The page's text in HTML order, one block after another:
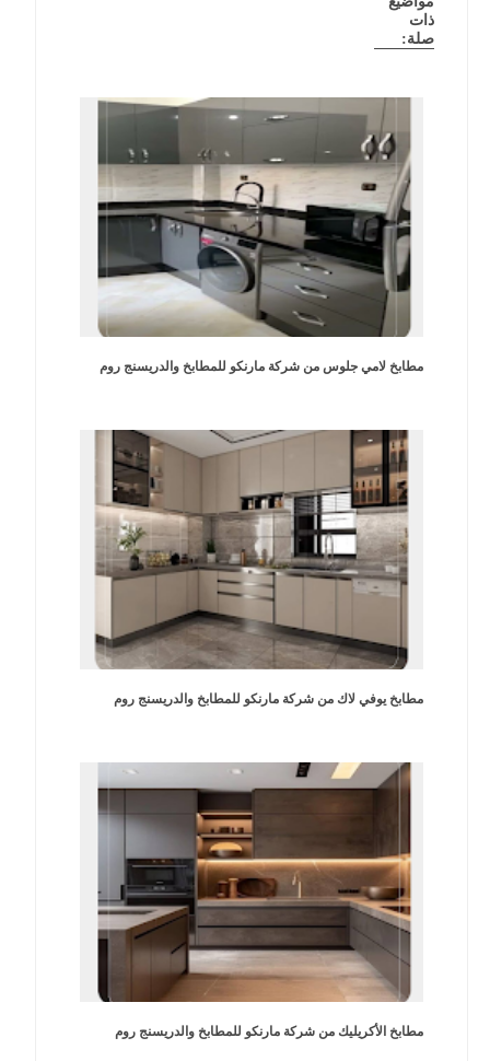
ذات
صلة:
مطابخ لامي جلوس من شركة مارنكو للمطابخ والدريسنج روم
مطابخ يوفي لاك من شركة مارنكو للمطابخ والدريسنج روم
مطابخ الأكريليك من شركة مارنكو للمطابخ والدريسنج روم